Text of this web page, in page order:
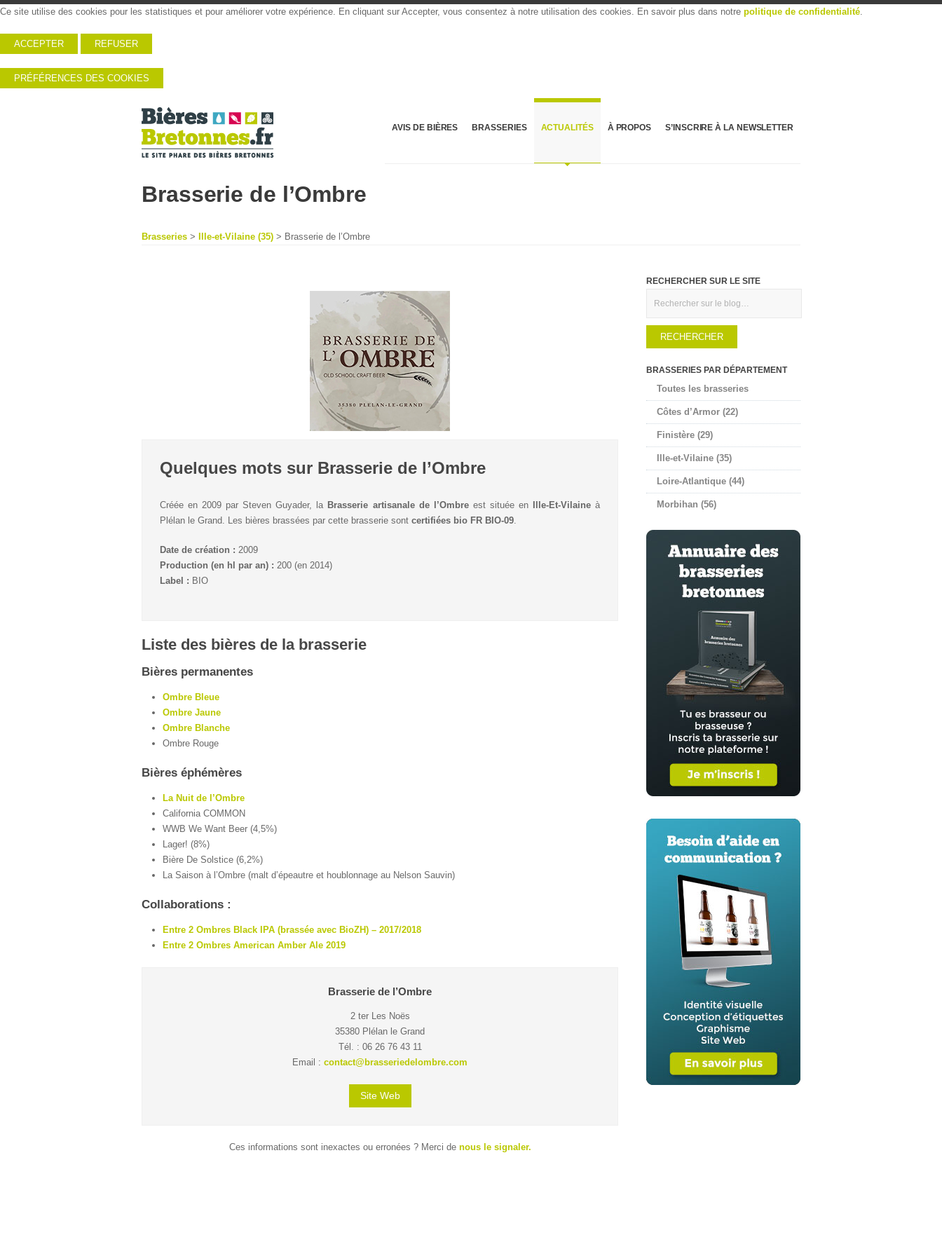
Ce site utilise des cookies pour les statistiques et pour améliorer votre expérience. En cliquant sur Accepter, vous consentez à notre utilisation des cookies. En savoir plus dans notre politique de confidentialité.
ACCEPTER REFUSER
PRÉFÉRENCES DES COOKIES
AVIS DE BIÈRES BRASSERIES ACTUALITÉS À PROPOS S’INSCRIRE À LA NEWSLETTER
Brasserie de l’Ombre
Brasseries > Ille-et-Vilaine (35) > Brasserie de l’Ombre
Quelques mots sur Brasserie de l’Ombre
Créée en 2009 par Steven Guyader, la Brasserie artisanale de l’Ombreest située en Ille-Et-Vilaineà
Plélan le Grand. Les bières brassées par cette brasserie sont certifiées bio FR BIO-09.
Date de création : 2009
Production (en hl par an) : 200 (en 2014)
Label : BIO
Liste des bières de la brasserie
Bières permanentes
Ombre Bleue
Ombre Jaune
Ombre Blanche
Ombre Rouge
Bières éphémères
La Nuit de l’Ombre
California COMMON
WWB We Want Beer (4,5%)
Lager! (8%)
Bière De Solstice (6,2%)
La Saison à l’Ombre (malt d’épeautre et houblonnage au Nelson Sauvin)
Collaborations :
Entre 2 Ombres Black IPA (brassée avec BioZH) – 2017/2018
Entre 2 Ombres American Amber Ale 2019
Brasserie de l’Ombre
2 ter Les Noës
35380 Plélan le Grand
Tél. : 06 26 76 43 11
Email : contact@brasseriedelombre.com
Site Web
Ces informations sont inexactes ou erronées ? Merci de nous le signaler.
RECHERCHER SUR LE SITE
BRASSERIES PAR DÉPARTEMENT
Toutes les brasseries
Côtes d’Armor (22)
Finistère (29)
Ille-et-Vilaine (35)
Loire-Atlantique (44)
Morbihan (56)